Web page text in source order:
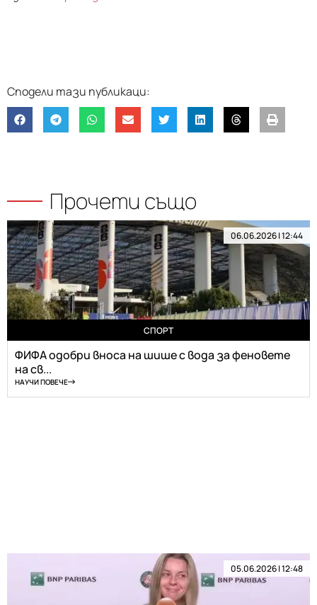
Прочети също
06.06.2026 | 12:44
СПОРТ
ФИФА одобри вноса на шише с вода за феновете
на св...
НАУЧИ ПОВЕЧЕ
05.06.2026 | 12:48